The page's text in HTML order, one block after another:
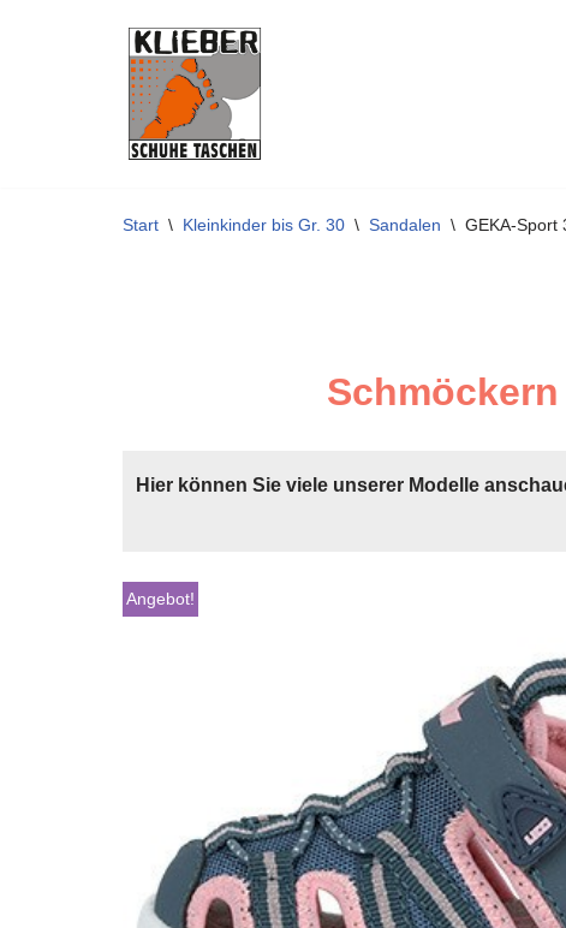
Start \ Kleinkinder bis Gr. 30 \ Sandalen \ GEKA-Sport
Hier können Sie viele unserer Modelle
Angebot!